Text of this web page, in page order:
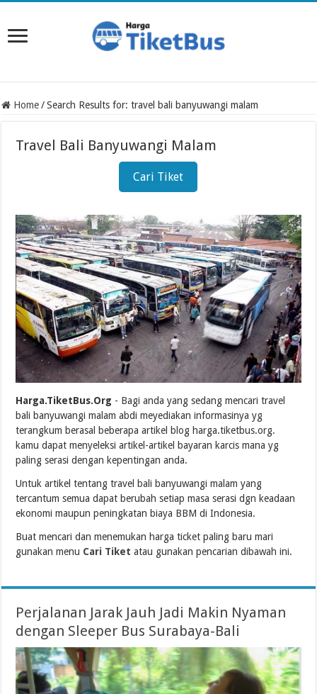
Home / Search Results for: travel bali banyuwangi malam
Travel Bali Banyuwangi Malam
Cari Tiket
Harga.TiketBus.Org - Bagi anda yang sedang mencari travel
bali banyuwangi malam abdi meyediakan informasinya yg
terangkum berasal beberapa artikel blog harga.tiketbus.org.
kamu dapat menyeleksi artikel-artikel bayaran karcis mana yg
paling serasi dengan kepentingan anda.
Untuk artikel tentang travel bali banyuwangi malam yang
tercantum semua dapat berubah setiap masa serasi dgn keadaan
ekonomi maupun peningkatan biaya BBM di Indonesia.
Buat mencari dan menemukan harga ticket paling baru mari
gunakan menu Cari Tiket atau gunakan pencarian dibawah ini.
Perjalanan Jarak Jauh Jadi Makin Nyaman
dengan Sleeper Bus Surabaya-Bali